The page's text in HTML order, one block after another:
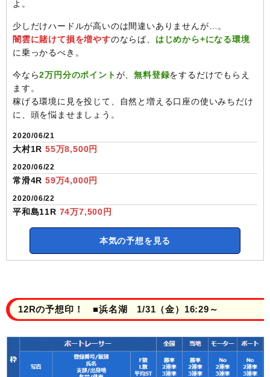
よ。
少しだけハードルが高いのは間違いありませんが…。
闇雲に賭けて損を増やすのならば、 はじめから+になる環境
に乗っかるべき。
今なら2万円分のポイントが、無料登録をするだけでもらえ
ます。
稼げる環境に見を投じて、自然と増える口座の使いみちだけ
に、頭を悩ませましょう。
2020/06/21
大村1R 55万8,500円
2020/06/22
常滑4R 59万4,000円
2020/06/22
平和島11R 74万7,500円
本気の予想を見る
12Rの予想印！ ■浜名湖 1/31（金）16:29～